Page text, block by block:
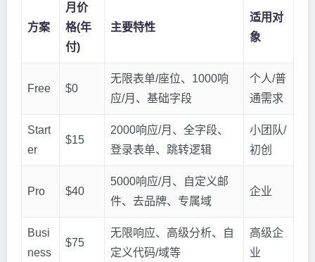
方案
月价
格(年
付)
主要特性
适用对
象
Free $0
无限表单/座位、1000响
应/月、基础字段
个人/普
通需求
Start
er
$15
2000响应/月、全字段、
登录表单、跳转逻辑
小团队/
初创
Pro $40
5000响应/月、自定义邮
件、去品牌、专属域
企业
Busi
ness
$75
无限响应、高级分析、自
定义代码/域等
高级企
业